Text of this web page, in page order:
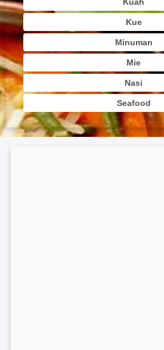
Kue
Minuman
Mie
Nasi
Seafood